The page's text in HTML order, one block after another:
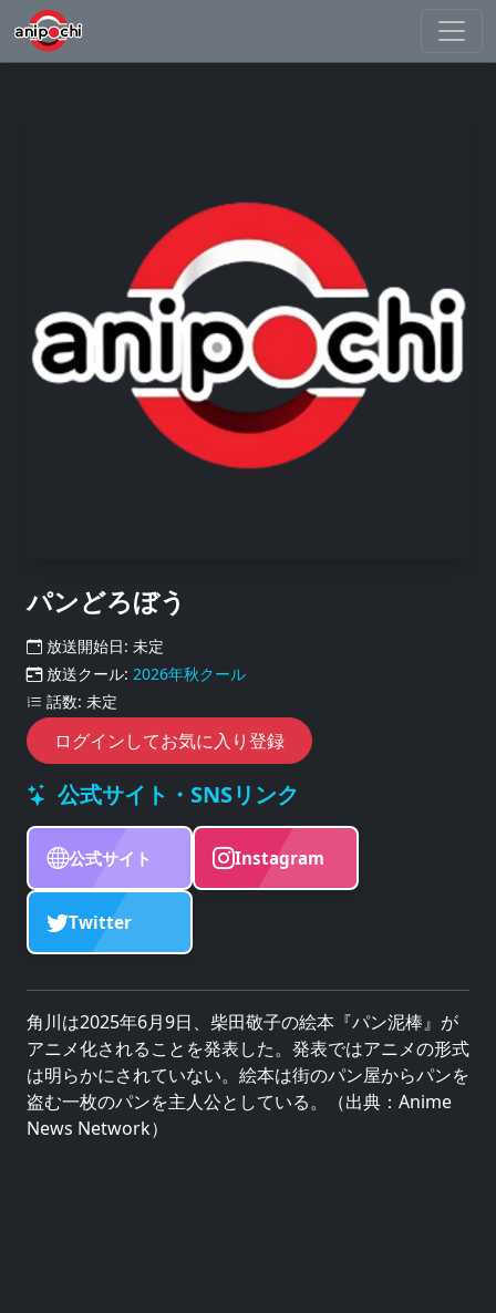
パンどろぼう
放送開始日: 未定
放送クール: 2026年秋クール
話数: 未定
ログインしてお気に入り登録
公式サイト・SNSリンク
公式サイト Instagram
Twitter
角川は2025年6月9日、柴田敬子の絵本『パン泥棒』が
アニメ化されることを発表した。発表ではアニメの形式
は明らかにされていない。絵本は街のパン屋からパンを
盗む一枚のパンを主人公としている。（出典：Anime
News Network）